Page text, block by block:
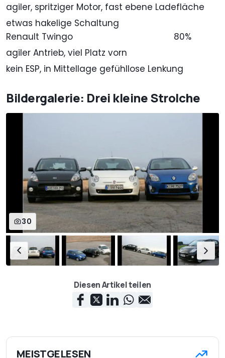
agiler, spritziger Motor, fast ebene Ladefläche
etwas hakelige Schaltung
Renault Twingo
80%
agiler Antrieb, viel Platz vorn
kein ESP, in Mittellage gefühllose Lenkung
Bildergalerie: Drei kleine Strolche
30
Diesen Artikel teilen
MEISTGELESEN